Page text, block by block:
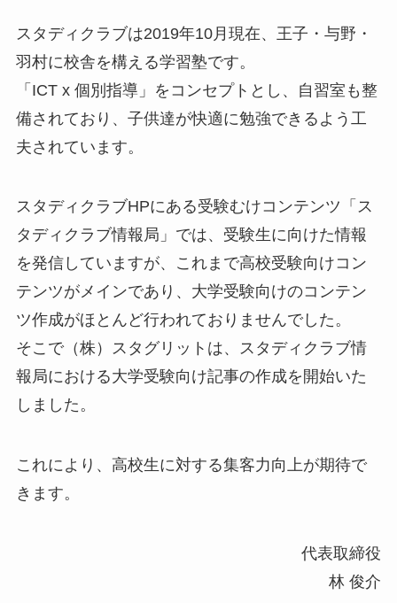
スタディクラブは2019年10月現在、王子・与野・
羽村に校舎を構える学習塾です。
「ICT x 個別指導」をコンセプトとし、自習室も整
備されており、子供達が快適に勉強できるよう工
夫されています。
スタディクラブHPにある受験むけコンテンツ「ス
タディクラブ情報局」では、受験生に向けた情報
を発信していますが、これまで高校受験向けコン
テンツがメインであり、大学受験向けのコンテン
ツ作成がほとんど行われておりませんでした。
そこで（株）スタグリットは、スタディクラブ情
報局における大学受験向け記事の作成を開始いた
しました。
これにより、高校生に対する集客力向上が期待で
きます。
代表取締役
林 俊介